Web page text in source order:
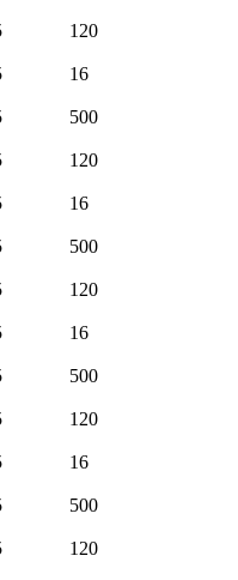
120
16
500
120
16
500
120
16
500
120
16
500
120